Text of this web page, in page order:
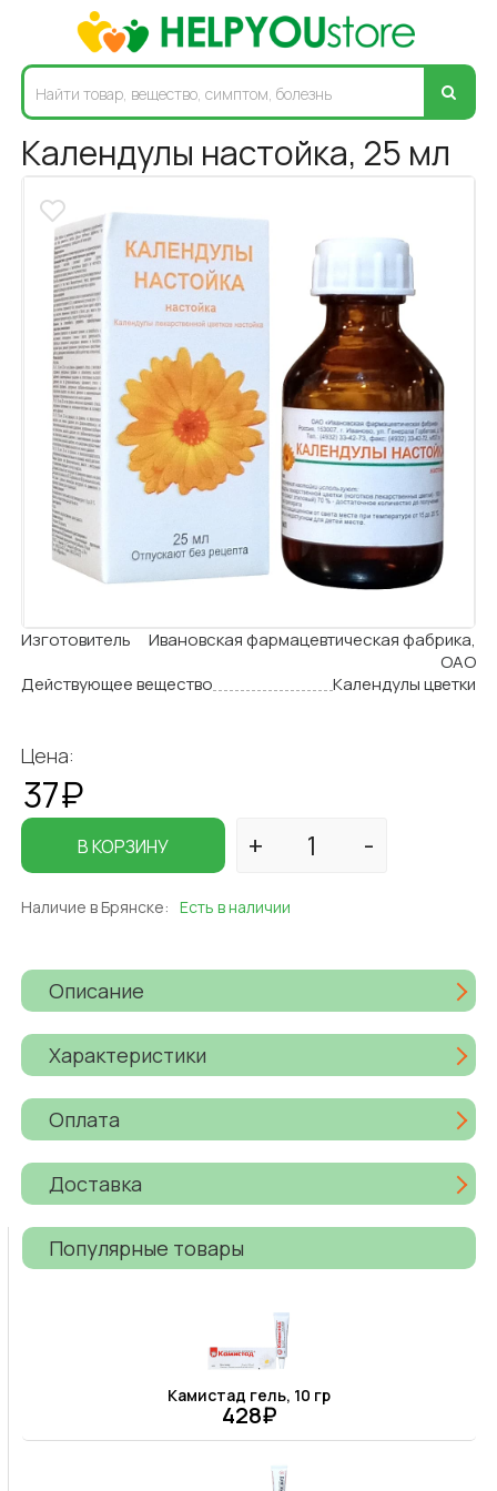
Календулы настойка, 25 мл
Изготовитель
Ивановская фармацевтическая фабрика,
ОАО
Действующее вещество
Календулы цветки
Цена:
37₽
В КОРЗИНУ
Наличие в Брянске: Есть в наличии
Описание
Характеристики
Оплата
Доставка
Популярные товары
Камистад гель, 10 гр
428₽